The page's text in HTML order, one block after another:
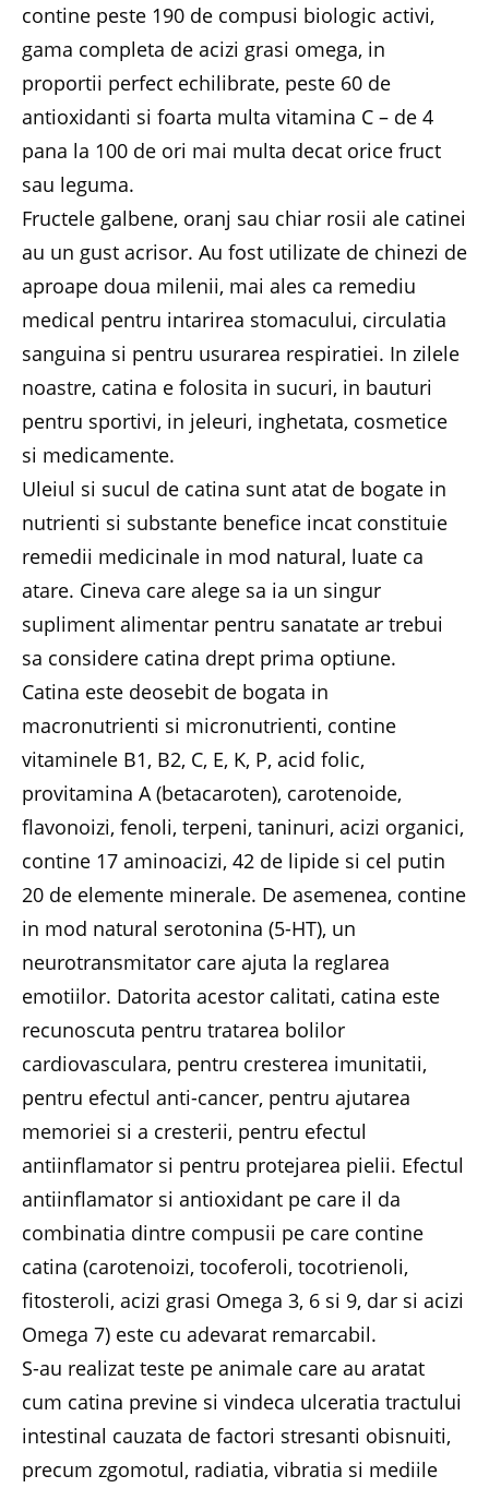
contine peste 190 de compusi biologic activi,
gama completa de acizi grasi omega, in
proportii perfect echilibrate, peste 60 de
antioxidanti si foarta multa vitamina C – de 4
pana la 100 de ori mai multa decat orice fruct
sau leguma.
Fructele galbene, oranj sau chiar rosii ale catinei
au un gust acrisor. Au fost utilizate de chinezi de
aproape doua milenii, mai ales ca remediu
medical pentru intarirea stomacului, circulatia
sanguina si pentru usurarea respiratiei. In zilele
noastre, catina e folosita in sucuri, in bauturi
pentru sportivi, in jeleuri, inghetata, cosmetice
si medicamente.
Uleiul si sucul de catina sunt atat de bogate in
nutrienti si substante benefice incat constituie
remedii medicinale in mod natural, luate ca
atare. Cineva care alege sa ia un singur
supliment alimentar pentru sanatate ar trebui
sa considere catina drept prima optiune.
Catina este deosebit de bogata in
macronutrienti si micronutrienti, contine
vitaminele B1, B2, C, E, K, P, acid folic,
provitamina A (betacaroten), carotenoide,
flavonoizi, fenoli, terpeni, taninuri, acizi organici,
contine 17 aminoacizi, 42 de lipide si cel putin
20 de elemente minerale. De asemenea, contine
in mod natural serotonina (5-HT), un
neurotransmitator care ajuta la reglarea
emotiilor. Datorita acestor calitati, catina este
recunoscuta pentru tratarea bolilor
cardiovasculara, pentru cresterea imunitatii,
pentru efectul anti-cancer, pentru ajutarea
memoriei si a cresterii, pentru efectul
antiinflamator si pentru protejarea pielii. Efectul
antiinflamator si antioxidant pe care il da
combinatia dintre compusii pe care contine
catina (carotenoizi, tocoferoli, tocotrienoli,
fitosteroli, acizi grasi Omega 3, 6 si 9, dar si acizi
Omega 7) este cu adevarat remarcabil.
S-au realizat teste pe animale care au aratat
cum catina previne si vindeca ulceratia tractului
intestinal cauzata de factori stresanti obisnuiti,
precum zgomotul, radiatia, vibratia si mediile